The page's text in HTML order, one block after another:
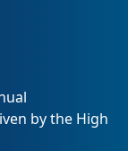
by the High